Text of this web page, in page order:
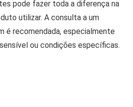
pode fazer toda a diferença na
utilizar. A consulta a um
é recomendada, especialmente
ou condições específicas.